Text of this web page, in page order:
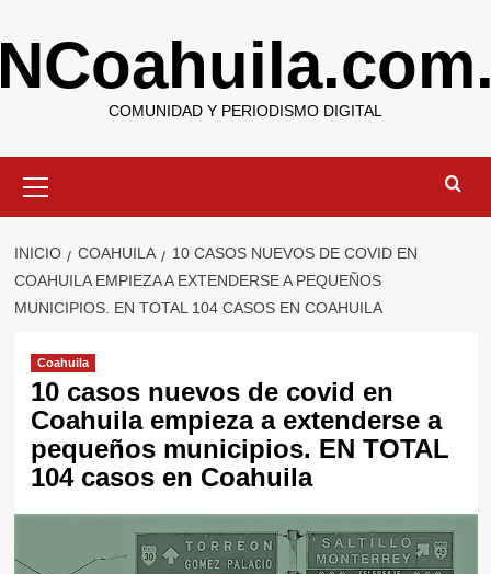
al
contenido
COMUNIDAD Y PERIODISMO DIGITAL
primario
INICIO COAHUILA
10 CASOS NUEVOS DE COVID EN
COAHUILA EMPIEZA A EXTENDERSE A PEQUEÑOS
MUNICIPIOS. EN TOTAL 104 CASOS EN COAHUILA
Coahuila
10 casos nuevos de covid en
Coahuila empieza a extenderse a
pequeños municipios. EN TOTAL
104 casos en Coahuila